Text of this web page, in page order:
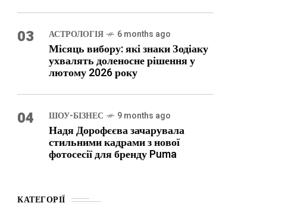
03 АСТРОЛОГІЯ 6 months ago
Місяць вибору: які знаки Зодіаку
ухвалять доленосне рішення у
лютому 2026 року
04 ШОУ-БІЗНЕС 9 months ago
Надя Дорофєєва зачарувала
стильними кадрами з нової
фотосесії для бренду Puma
КАТЕГОРІЇ